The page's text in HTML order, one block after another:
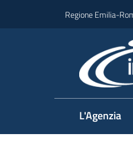
Regione Emilia-
L'Agenzia